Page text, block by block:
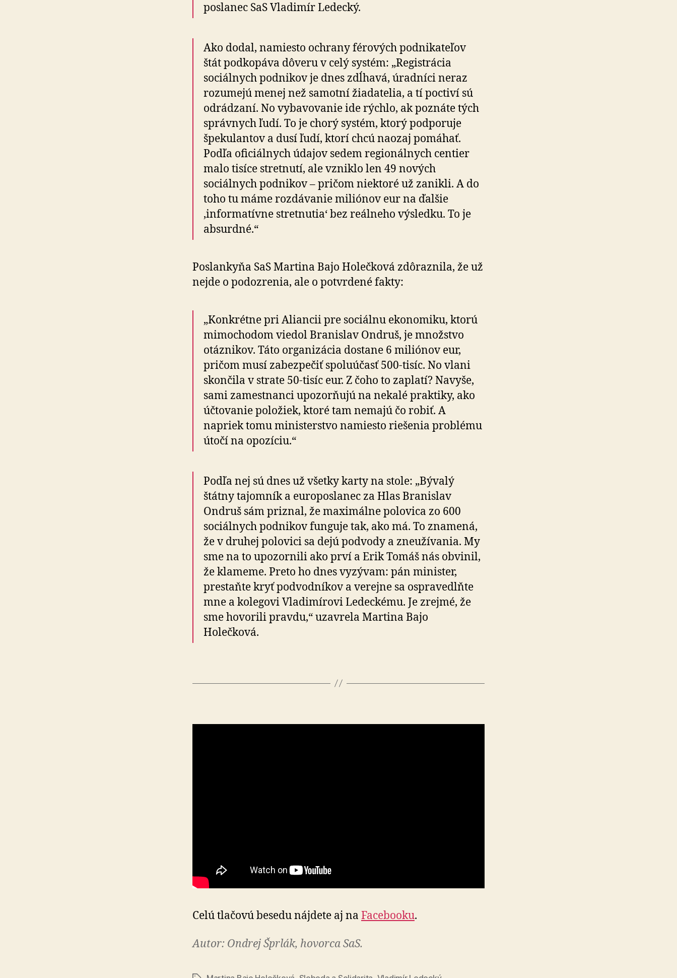
poslanec SaS Vladimír Ledecký.
Ako dodal, namiesto ochrany férových podnikateľov
štát podkopáva dôveru v celý systém: „Registrácia
sociálnych podnikov je dnes zdĺhavá, úradníci neraz
rozumejú menej než samotní žiadatelia, a tí poctiví sú
odrádzaní. No vybavovanie ide rýchlo, ak poznáte tých
správnych ľudí. To je chorý systém, ktorý podporuje
špekulantov a dusí ľudí, ktorí chcú naozaj pomáhať.
Podľa oficiálnych údajov sedem regionálnych centier
malo tisíce stretnutí, ale vzniklo len 49 nových
sociálnych podnikov – pričom niektoré už zanikli. A do
toho tu máme rozdávanie miliónov eur na ďalšie
‚informatívne stretnutia‘ bez reálneho výsledku. To je
absurdné.“
Poslankyňa SaS Martina Bajo Holečková zdôraznila, že už
nejde o podozrenia, ale o potvrdené fakty:
„Konkrétne pri Aliancii pre sociálnu ekonomiku, ktorú
mimochodom viedol Branislav Ondruš, je množstvo
otáznikov. Táto organizácia dostane 6 miliónov eur,
pričom musí zabezpečiť spoluúčasť 500-tisíc. No vlani
skončila v strate 50-tisíc eur. Z čoho to zaplatí? Navyše,
sami zamestnanci upozorňujú na nekalé praktiky, ako
účtovanie položiek, ktoré tam nemajú čo robiť. A
napriek tomu ministerstvo namiesto riešenia problému
útočí na opozíciu.“
Podľa nej sú dnes už všetky karty na stole: „Bývalý
štátny tajomník a europoslanec za Hlas Branislav
Ondruš sám priznal, že maximálne polovica zo 600
sociálnych podnikov funguje tak, ako má. To znamená,
že v druhej polovici sa dejú podvody a zneužívania. My
sme na to upozornili ako prví a Erik Tomáš nás obvinil,
že klameme. Preto ho dnes vyzývam: pán minister,
prestaňte kryť podvodníkov a verejne sa ospravedlňte
mne a kolegovi Vladimírovi Ledeckému. Je zrejmé, že
sme hovorili pravdu,“ uzavrela Martina Bajo
Holečková.
Celú tlačovú besedu nájdete aj na Facebooku.
Autor: Ondrej Šprlák, hovorca SaS.